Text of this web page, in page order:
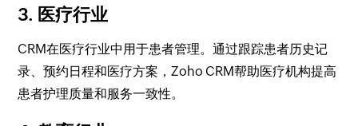
3. 医疗行业
CRM在医疗行业中用于患者管理。通过跟踪患者历史记
录、预约日程和医疗方案，Zoho CRM帮助医疗机构提高
患者护理质量和服务一致性。